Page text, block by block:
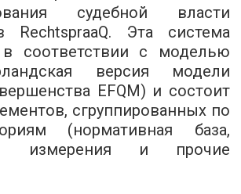
судебной власти
RechtspraaQ. Эта система
в соответствии с моделью
версия модели
EFQM) и состоит
сгруппированных по
(нормативная база,
измерения и прочие